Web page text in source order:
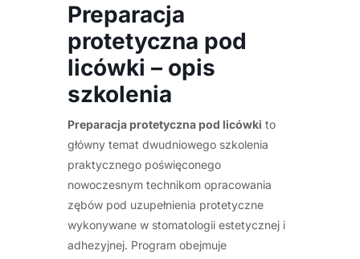
Preparacja
protetyczna pod
licówki – opis
szkolenia
Preparacja protetyczna pod licówki to
główny temat dwudniowego szkolenia
praktycznego poświęconego
nowoczesnym technikom opracowania
zębów pod uzupełnienia protetyczne
wykonywane w stomatologii estetycznej i
adhezyjnej. Program obejmuje